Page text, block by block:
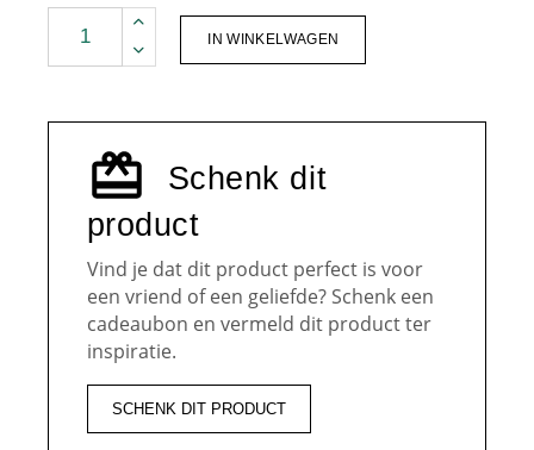
The Munio I Geurende sojarondjes I lindenflowers
IN WINKELWAGEN
Schenk dit
product
Vind je dat dit product perfect is voor
een vriend of een geliefde? Schenk een
cadeaubon en vermeld dit product ter
inspiratie.
SCHENK DIT PRODUCT